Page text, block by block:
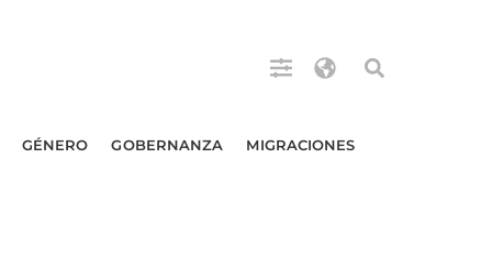
GÉNERO GOBERNANZA MIGRACIONES